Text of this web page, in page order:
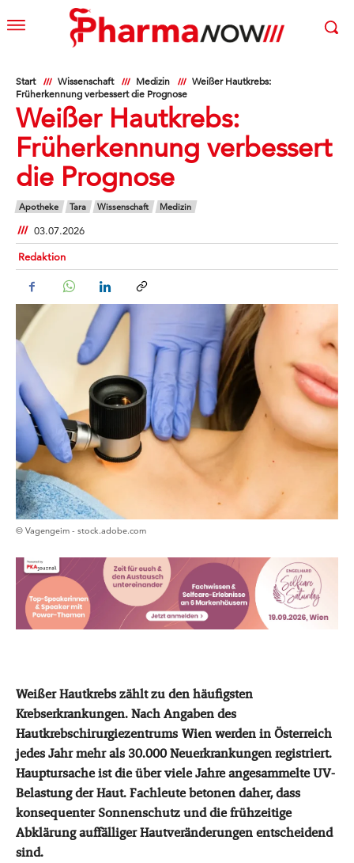
Start Wissenschaft Medizin
Weißer Hautkrebs:
Früherkennung verbessert die Prognose
Weißer Hautkrebs:
Früherkennung verbessert
die Prognose
Apotheke Tara Wissenschaft Medizin
03.07.2026
Redaktion
© Vagengeim - stock.adobe.com
Weißer Hautkrebs zählt zu den häufigsten
Krebserkrankungen. Nach Angaben des
Hautkrebschirurgiezentrums Wien werden in Österreich
jedes Jahr mehr als 30.000 Neuerkrankungen registriert.
Hauptursache ist die über viele Jahre angesammelte UV-
Belastung der Haut. Fachleute betonen daher, dass
konsequenter Sonnenschutz und die frühzeitige
Abklärung auffälliger Hautveränderungen entscheidend
sind.